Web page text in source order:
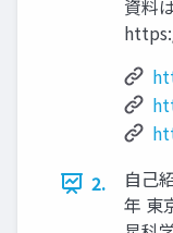
資料
2.
自己
年 東